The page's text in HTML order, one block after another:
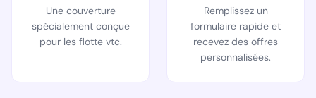
Une couverture
spécialement conçue
pour les flotte vtc.
Remplissez un
formulaire rapide et
recevez des offres
personnalisées.